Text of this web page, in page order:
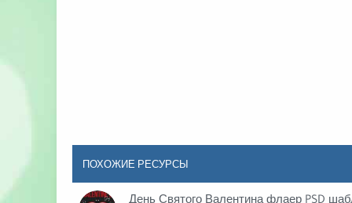
ПОХОЖИЕ РЕСУРСЫ
День Святого Валентина флаер PSD